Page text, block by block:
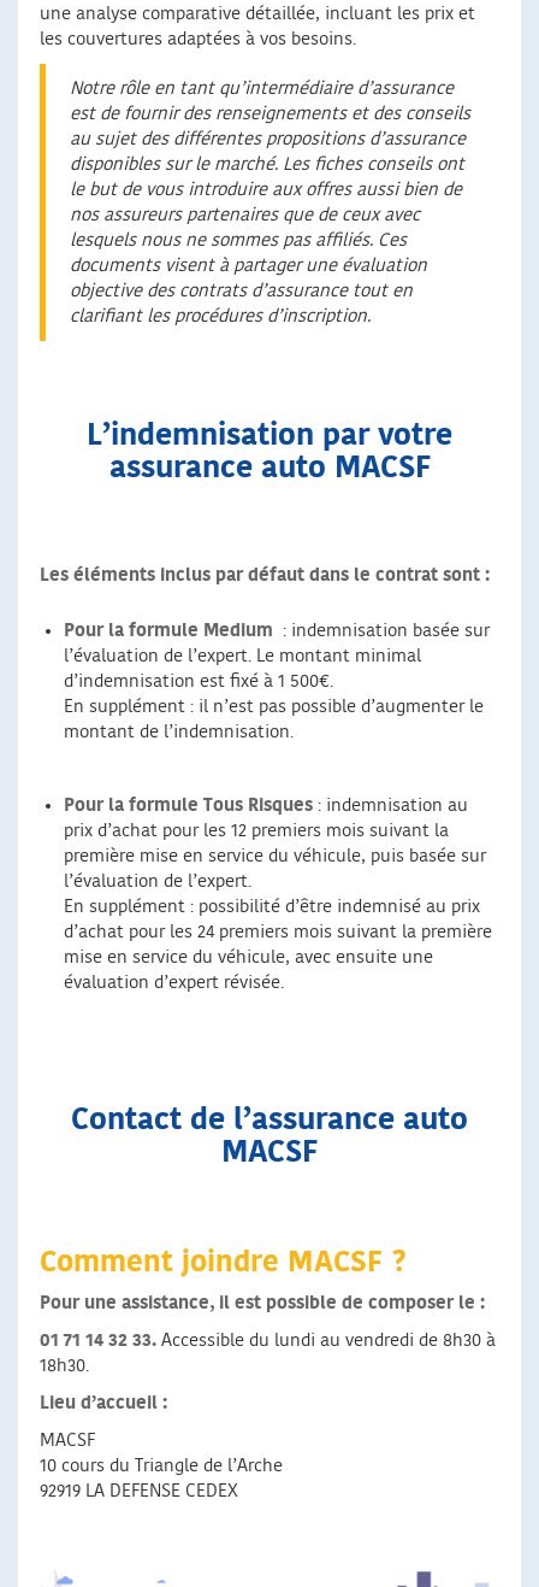
une analyse comparative détaillée, incluant les prix et
les couvertures adaptées à vos besoins.
Notre rôle en tant qu’intermédiaire d’assurance
est de fournir des renseignements et des conseils
au sujet des différentes propositions d’assurance
disponibles sur le marché. Les fiches conseils ont
le but de vous introduire aux offres aussi bien de
nos assureurs partenaires que de ceux avec
lesquels nous ne sommes pas affiliés. Ces
documents visent à partager une évaluation
objective des contrats d’assurance tout en
clarifiant les procédures d’inscription.
L’indemnisation par votre
assurance auto MACSF
Les éléments inclus par défaut dans le contrat sont :
Pour la formule Medium : indemnisation basée sur
l’évaluation de l’expert. Le montant minimal
d’indemnisation est fixé à 1 500€.
En supplément : il n’est pas possible d’augmenter le
montant de l’indemnisation.
Pour la formule Tous Risques : indemnisation au
prix d’achat pour les 12 premiers mois suivant la
première mise en service du véhicule, puis basée sur
l’évaluation de l’expert.
En supplément : possibilité d’être indemnisé au prix
d’achat pour les 24 premiers mois suivant la première
mise en service du véhicule, avec ensuite une
évaluation d’expert révisée.
Contact de l’assurance auto
MACSF
Comment joindre MACSF ?
Pour une assistance, il est possible de composer le :
01 71 14 32 33. Accessible du lundi au vendredi de 8h30 à
18h30.
Lieu d’accueil :
MACSF
10 cours du Triangle de l’Arche
92919 LA DEFENSE CEDEX